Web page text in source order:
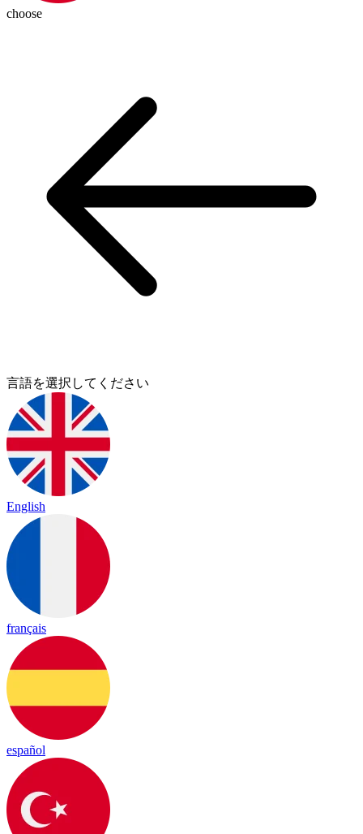
choose
言語を選択してください
English
français
español